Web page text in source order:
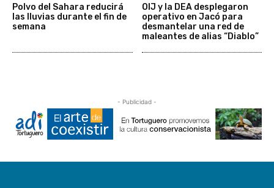
Polvo del Sahara reducirá
las lluvias durante el fin de
semana
OIJ y la DEA desplegaron
operativo en Jacó para
desmantelar una red de
maleantes de alias “Diablo”
- Publicidad -